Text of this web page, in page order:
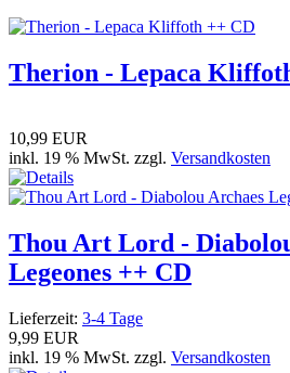
Therion - Lepaca
10,99 EUR
inkl. 19 % MwSt. zzgl. Versandkosten
Thou Art Lord -
Legeones ++ CD
Lieferzeit: 3-4 Tage
9,99 EUR
inkl. 19 % MwSt. zzgl. Versandkosten